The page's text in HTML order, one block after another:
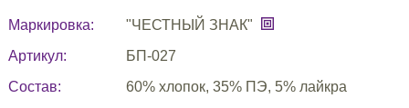
Маркировка:
"ЧЕСТНЫЙ ЗНАК"
Артикул:
БП-027
Состав:
60% хлопок, 35% ПЭ, 5% лайкра